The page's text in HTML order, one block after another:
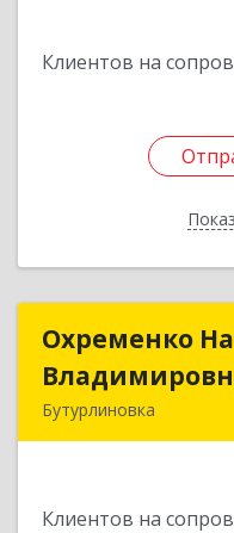
Клиентов на
Охременко
Бутурлиновка
Клиентов на